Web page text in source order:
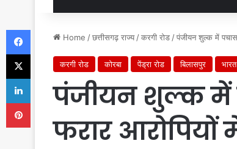
Home /छत्तीसगढ़ राज्य /करगी रोड /पंजीयन शुल्क में
करगी रोड कोरबा पेंड्रा रोड बिलासपुर भारत
पंजीयन शुल्क में
फरार आरोपियों
Facebook
X
LinkedIn
Pinterest